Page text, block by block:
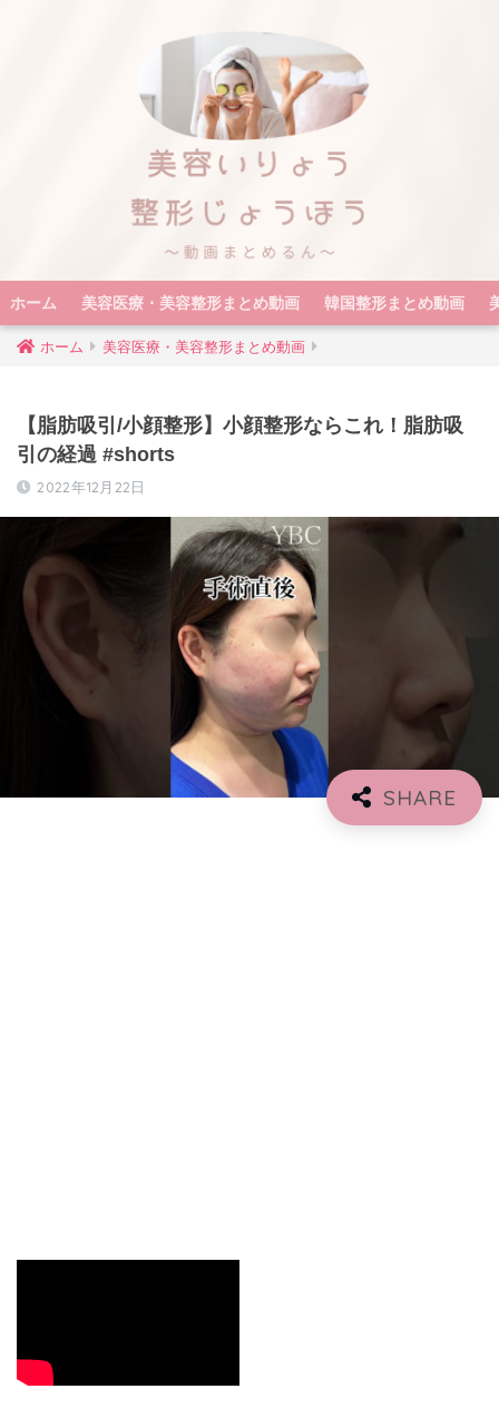
ホーム 美容医療・美容整形まとめ動画 韓国整形まとめ動画
ホーム 美容医療・美容整形まとめ動画
【脂肪吸引/小顔整形】小顔整形ならこれ！脂肪吸
引の経過 #shorts
2022年12月22日